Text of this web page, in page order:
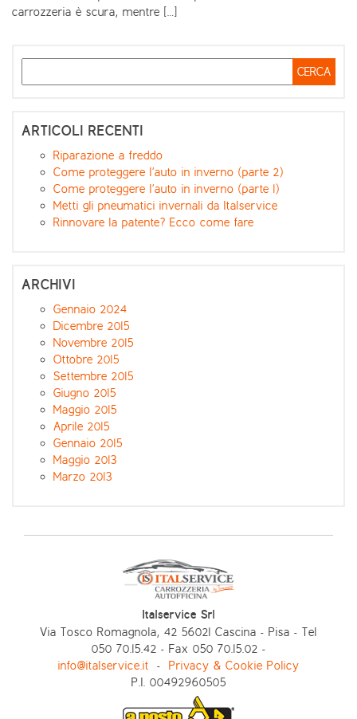
carrozzeria è scura, mentre […]
ARTICOLI RECENTI
Riparazione a freddo
Come proteggere l’auto in inverno (parte 2)
Come proteggere l’auto in inverno (parte 1)
Metti gli pneumatici invernali da Italservice
Rinnovare la patente? Ecco come fare
ARCHIVI
Gennaio 2024
Dicembre 2015
Novembre 2015
Ottobre 2015
Settembre 2015
Giugno 2015
Maggio 2015
Aprile 2015
Gennaio 2015
Maggio 2013
Marzo 2013
Italservice Srl
Via Tosco Romagnola, 42 56021 Cascina - Pisa - Tel
050 70.15.42 - Fax 050 70.15.02 -
info@italservice.it - Privacy & Cookie Policy
P.I. 00492960505